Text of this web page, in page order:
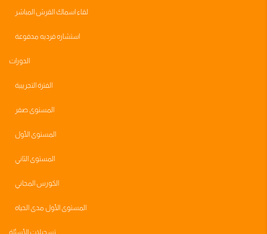
لقاء اسماك القرش المباشر
استشاره فرديه مدفوعة
الدورات
الفترة التجريبية
المستوى صفر
المستوى الأول
المستوى الثاني
الكورس المجاني
المستوى الأول مدى الحياه
تسجيلات الأسئلة